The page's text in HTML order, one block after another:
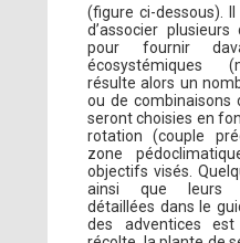
(figure ci-dessous).
d’associer
pour fournir
écosystémiques
résulte alors un
ou de combinaisons
seront choisies en
rotation (couple
zone
objectifs visés.
ainsi que leurs
détaillées dans le
des adventices est